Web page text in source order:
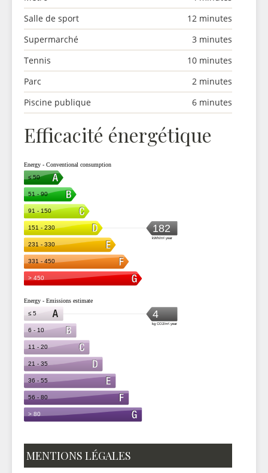
Salle de sport
12 minutes
Supermarché
3 minutes
Tennis
10 minutes
Parc
2 minutes
Piscine publique
6 minutes
Efficacité énergétique
MENTIONS LÉGALES